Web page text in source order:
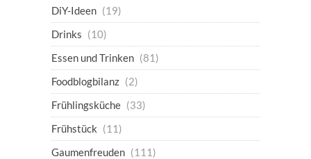
DiY-Ideen (19)
Drinks (10)
Essen und Trinken (81)
Foodblogbilanz (2)
Frühlingsküche (33)
Frühstück (11)
Gaumenfreuden (111)